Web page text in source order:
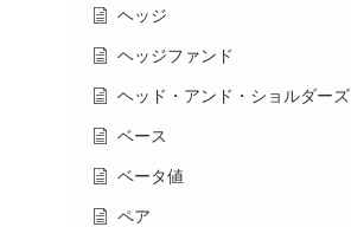
ヘッジ
ヘッジファンド
ヘッド・アンド・ショルダーズ
ベース
ベータ値
ペア